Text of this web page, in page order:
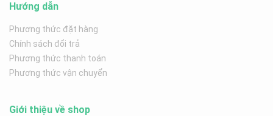
Hướng dẫn
Phương thức đặt hàng
Chính sách đổi trả
Phương thức thanh toán
Phương thức vận chuyển
Giới thiệu về shop